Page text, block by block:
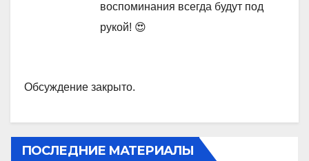
воспоминания всегда будут под
рукой! 😍
Обсуждение закрыто.
ПОСЛЕДНИЕ МАТЕРИАЛЫ